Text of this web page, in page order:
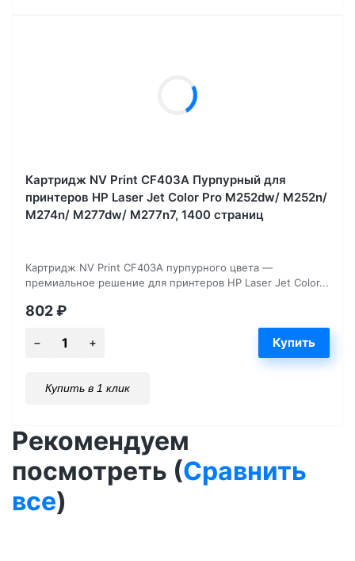
Картридж NV Print CF403A Пурпурный для
принтеров HP Laser Jet Color Pro M252dw/ M252n/
M274n/ M277dw/ M277n7, 1400 страниц
Картридж NV Print CF403A пурпурного цвета —
премиальное решение для принтеров HP Laser Jet Color...
802₽
Купить в 1 клик
Рекомендуем
посмотреть (Сравнить
все)